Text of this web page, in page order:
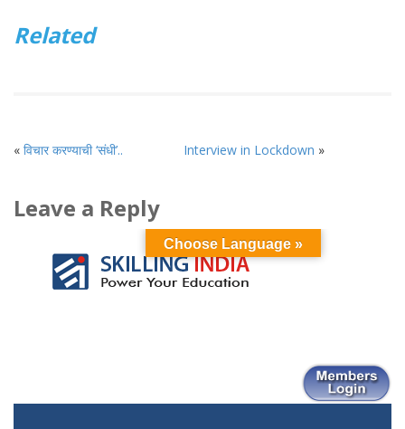
Related
« विचार करण्याची ‘संधी’.. Interview in Lockdown »
Leave a Reply